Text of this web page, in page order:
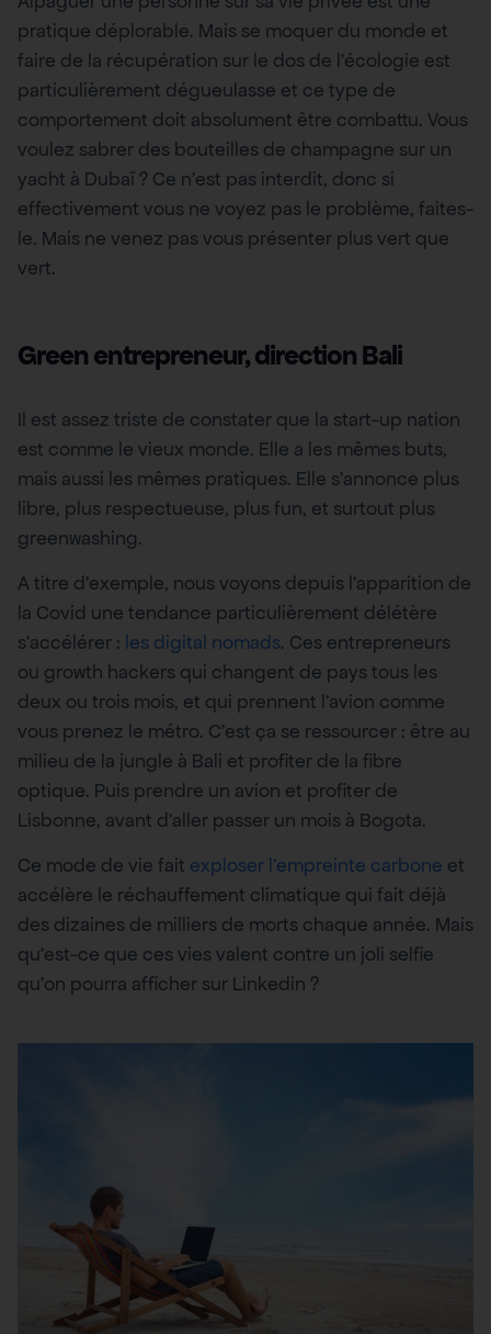
pratique déplorable. Mais se moquer du monde et
faire de la récupération sur le dos de l’écologie est
particulièrement dégueulasse et ce type de
comportement doit absolument être combattu. Vous
voulez sabrer des bouteilles de champagne sur un
yacht à Dubaï ? Ce n’est pas interdit, donc si
effectivement vous ne voyez pas le problème, faites-
le. Mais ne venez pas vous présenter plus vert que
vert.
Green entrepreneur, direction Bali
Il est assez triste de constater que la start-up nation
est comme le vieux monde. Elle a les mêmes buts,
mais aussi les mêmes pratiques. Elle s’annonce plus
libre, plus respectueuse, plus fun, et surtout plus
greenwashing.
A titre d’exemple, nous voyons depuis l’apparition de
la Covid une tendance particulièrement délétère
s’accélérer : les digital nomads. Ces entrepreneurs
ou growth hackers qui changent de pays tous les
deux ou trois mois, et qui prennent l’avion comme
vous prenez le métro. C’est ça se ressourcer : être au
milieu de la jungle à Bali et profiter de la fibre
optique. Puis prendre un avion et profiter de
Lisbonne, avant d’aller passer un mois à Bogota.
Ce mode de vie fait exploser l’empreinte carbone et
accélère le réchauffement climatique qui fait déjà
des dizaines de milliers de morts chaque année. Mais
qu’est-ce que ces vies valent contre un joli selfie
qu’on pourra afficher sur Linkedin ?